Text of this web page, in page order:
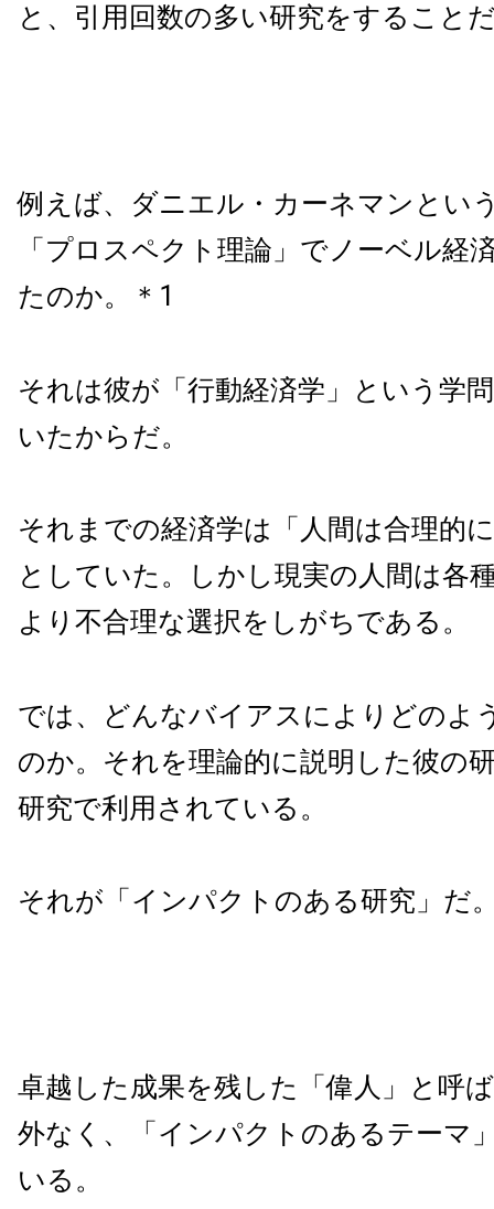
と、引用回数の多い研究をすること
例えば、ダニエル・カーネマンとい
「プロスペクト理論」でノーベル経
たのか。＊1
それは彼が「行動経済学」という学
いたからだ。
それまでの経済学は「人間は合理的
としていた。しかし現実の人間は各
より不合理な選択をしがちである。
では、どんなバイアスによりどのよ
のか。それを理論的に説明した彼の
研究で利用されている。
それが「インパクトのある研究」だ
卓越した成果を残した「偉人」と呼
外なく、「インパクトのあるテーマ
いる。